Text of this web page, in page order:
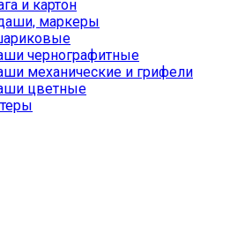
и картон
маркеры
чернографитные
механические и грифели
цветные